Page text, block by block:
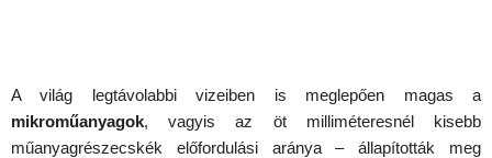
A világ legtávolabbi vizeiben is meglepően magas a
mikroműanyagok, vagyis az öt milliméteresnél kisebb
műanyagrészecskék előfordulási aránya – állapították meg